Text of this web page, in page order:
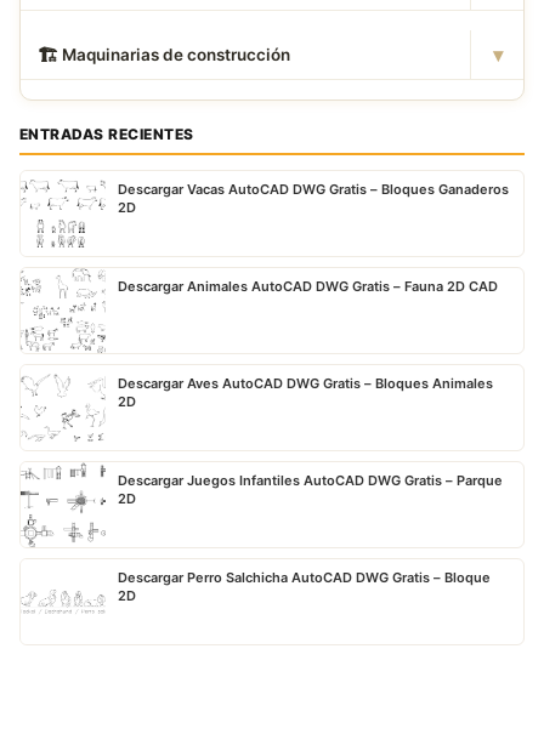
🏗 ️ Maquinarias de construcción ▾
ENTRADAS RECIENTES
Descargar Vacas AutoCAD DWG Gratis – Bloques Ganaderos
2D
Descargar Animales AutoCAD DWG Gratis – Fauna 2D CAD
Descargar Aves AutoCAD DWG Gratis – Bloques Animales
2D
Descargar Juegos Infantiles AutoCAD DWG Gratis – Parque
2D
Descargar Perro Salchicha AutoCAD DWG Gratis – Bloque
2D